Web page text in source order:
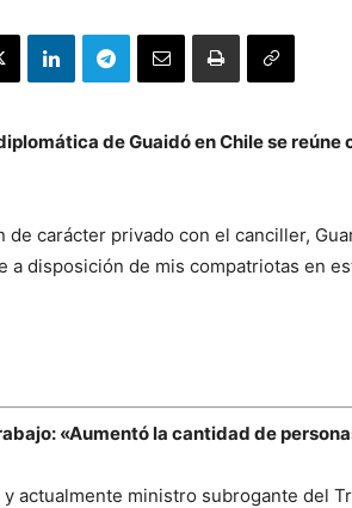
de Guaidó en Chile se
de carácter privado con el canciller,
a disposición de mis compatriotas en
«Aumentó la cantidad de
actualmente ministro subrogante del